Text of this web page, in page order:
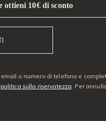
ottieni 10€ di sconto
o numero di telefono e
politica sulla riservatezza . Per